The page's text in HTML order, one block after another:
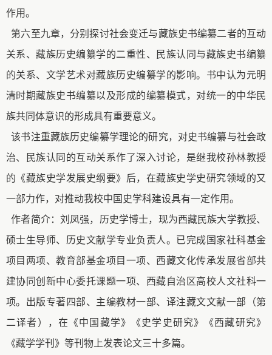
作用。
第六至九章，分别探讨社会变迁与藏族史书编纂二者的互动
关系、藏族历史编纂学的二重性、民族认同与藏族史书编纂
的关系、文学艺术对藏族历史编纂学的影响。书中认为元明
清时期藏族史书编纂以及形成的编纂模式，对统一的中华民
族共同体意识的形成具有重要意义。
该书注重藏族历史编纂学理论的研究，对史书编纂与社会政
治、民族认同的互动关系作了深入讨论，是继我校孙林教授
的《藏族史学发展史纲要》后，在藏族史学史研究领域的又
一部力作，对推动我校中国史学科建设具有一定作用。
作者简介：刘凤强，历史学博士，现为西藏民族大学教授、
硕士生导师、历史文献学专业负责人。已完成国家社科基金
项目两项、教育部基金项目一项、西藏文化传承发展省部共
建协同创新中心委托课题一项、西藏自治区高校人文社科一
项。出版专著四部、主编教材一部、译注藏文文献一部（第
二译者），在《中国藏学》《史学史研究》《西藏研究》
《藏学学刊》等刊物上发表论文三十多篇。